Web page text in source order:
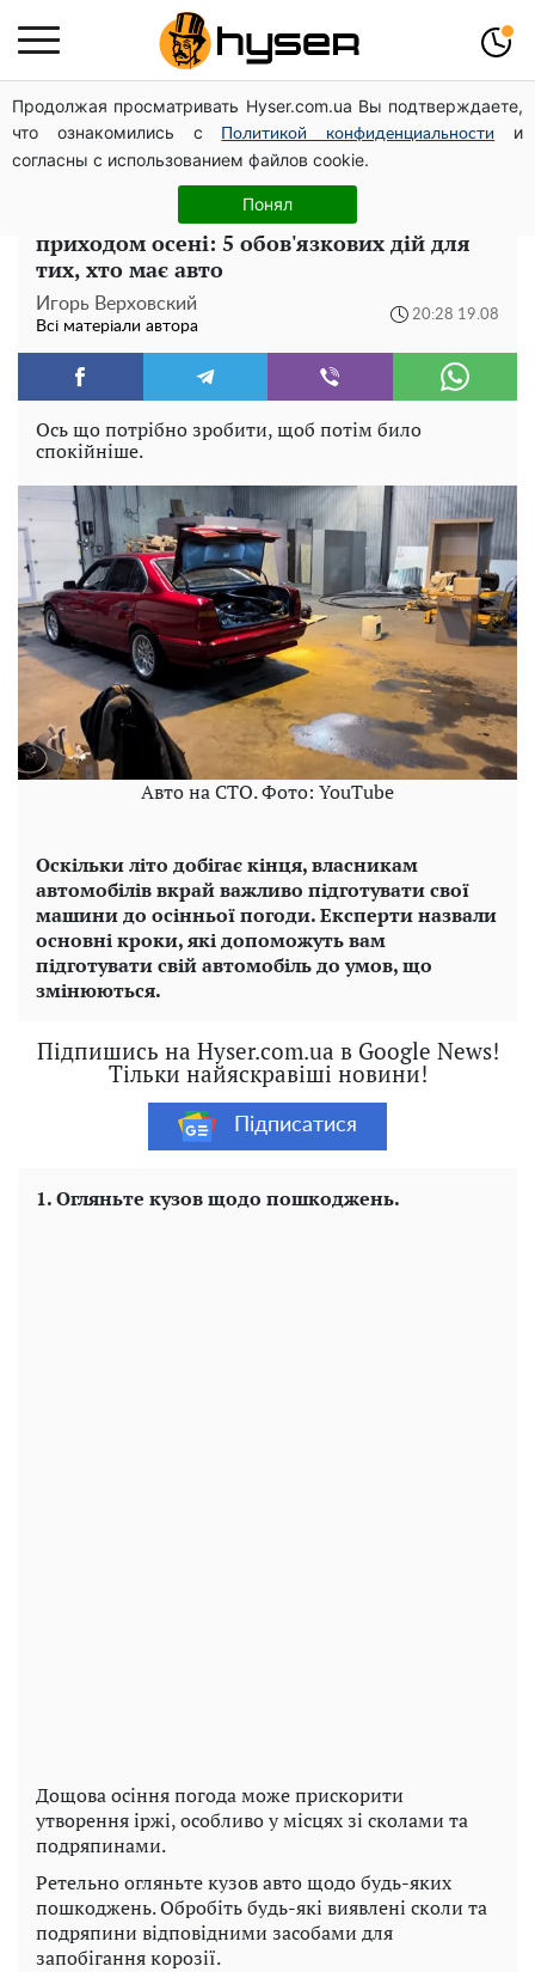
Продолжая просматривать Hyser.com.ua Вы подтверждаете,
что ознакомились с
Политикой конфиденциальности
и
согласны с использованием файлов cookie.
Понял
Дрони із націнкою: Олександр Конотопський вивів
мільйони оборонного бюджету через фіктивну фірму в
Естонії
Повинен зробити кожен водій перед
приходом осені: 5 обов'язкових дій для
тих, хто має авто
Игорь Верховский
Всі матеріали автора
20:28 19.08
Ось що потрібно зробити, щоб потім било
спокійніше.
Авто на СТО. Фото: YouTube
Оскільки літо добігає кінця, власникам
автомобілів вкрай важливо підготувати свої
машини до осінньої погоди. Експерти назвали
основні кроки, які допоможуть вам
підготувати свій автомобіль до умов, що
змінюються.
Підпишись на Hyser.com.ua в Google News!
Тільки найяскравіші новини!
Підписатися
1. Огляньте кузов щодо пошкоджень.
Дощова осіння погода може прискорити
утворення іржі, особливо у місцях зі сколами та
подряпинами.
Ретельно огляньте кузов авто щодо будь-яких
пошкоджень. Обробіть будь-які виявлені сколи та
подряпини відповідними засобами для
запобігання корозії.